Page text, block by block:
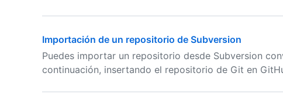
Importación de un repositorio de Subversion
Puedes importar un repositorio desde Subversion
continuación, insertando el repositorio de Git en